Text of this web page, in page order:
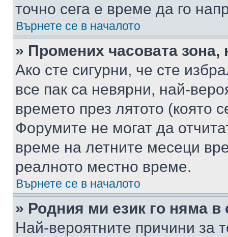
точно сега е време да го
Върнете се в началото
» Промених часовата
Ако сте сигурни, че сте
все пак са невярни, най-
времето през лятото (която
Форумите не могат да
време на летните месеци
реалното местно време.
Върнете се в началото
» Родния ми език го няма в
Най-вероятните причини за